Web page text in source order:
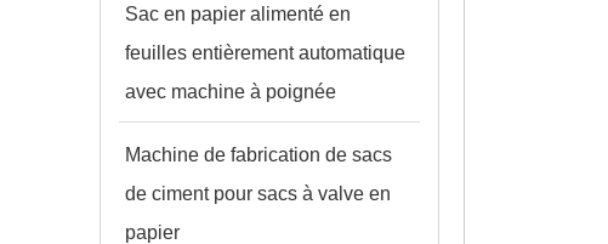
Sac en papier alimenté en
feuilles entièrement automatique
avec machine à poignée
Machine de fabrication de sacs
de ciment pour sacs à valve en
papier